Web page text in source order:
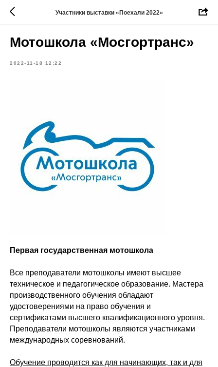
Участники выставки «Поехали 2022»
Мотошкола «Мосгортранс»
2022-11-18 12:22
Первая государственная мотошкола
Все преподаватели мотошколы имеют высшее
техническое и педагогическое образование. Мастера
производственного обучения обладают
удостоверениями на право обучения и
сертификатами высшего квалификационного уровня.
Преподаватели мотошколы являются участниками
международных соревнований.
Обучение проводится как для начинающих, так и для